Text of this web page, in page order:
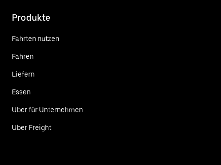
Produkte
Fahrten nutzen
Fahren
Liefern
Essen
Uber für Unternehmen
Uber Freight